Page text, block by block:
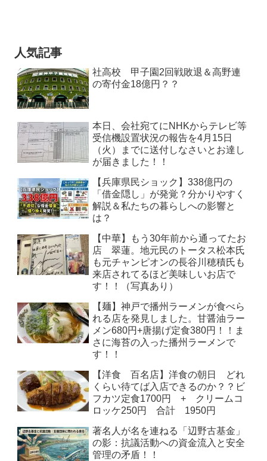
人気記事
社高校 甲子園2回戦敗退＆高野連
の寄付金18億円？？
本日、会社宛てにNHKからテレビ等
受信機設置状況の報告を4月15日
（火）までに送付しなさいとお達し
が届きました！！
【兵庫県民ショック】338億円の
「借金隠し」が発覚？分かりやすく
解説＆私たちの暮らしへの影響と
は？
【中華】もう30年前から通ってたお
店 翠蓮。地元民のトータス松本氏
も元チャンピオンの長谷川穂積氏も
来店されてるほど美味しいお店で
す！！（写真あり）
【麺】神戸で播州ラーメンが食べら
れる店を発見しました。甘醤油ラー
メン680円+唐揚げ定食380円！！ま
さに海苔の入った播州ラーメンで
す！！
【洋食 百名店】洋食の朝日 どれ
くらい待てば入店できるのか？？ビ
フカツ定食1700円 + クリームコ
ロッケ250円 合計 1950円
著名人が名を連ねる「辺野古基金」
の影：抗議活動への資金流入と安全
管理の矛盾！！